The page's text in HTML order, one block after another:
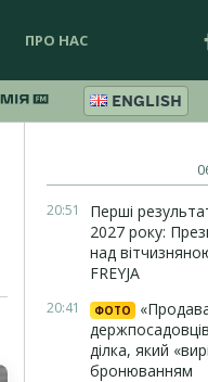
ПРО НАС
ENGLISH
20:51
Перші
2027 року:
над
FREYJA
20:41 ФОТО
ділка, який
бронюванням